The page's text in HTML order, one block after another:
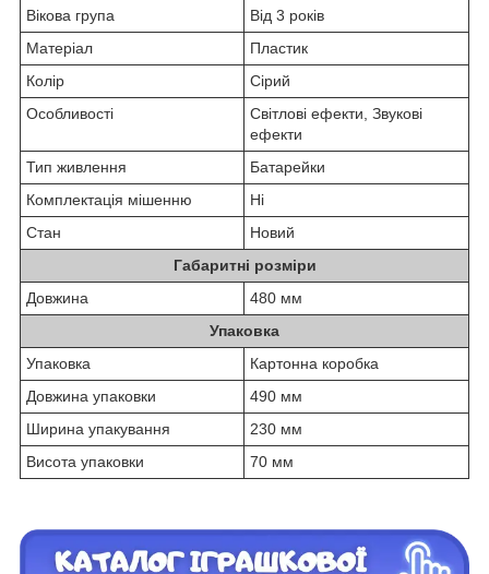
Вікова група
Від 3 років
Матеріал
Пластик
Колір
Сірий
Особливості
Світлові ефекти, Звукові
ефекти
Тип живлення
Батарейки
Комплектація мішенню
Ні
Стан
Новий
Габаритні розміри
Довжина
480 мм
Упаковка
Упаковка
Картонна коробка
Довжина упаковки
490 мм
Ширина упакування
230 мм
Висота упаковки
70 мм